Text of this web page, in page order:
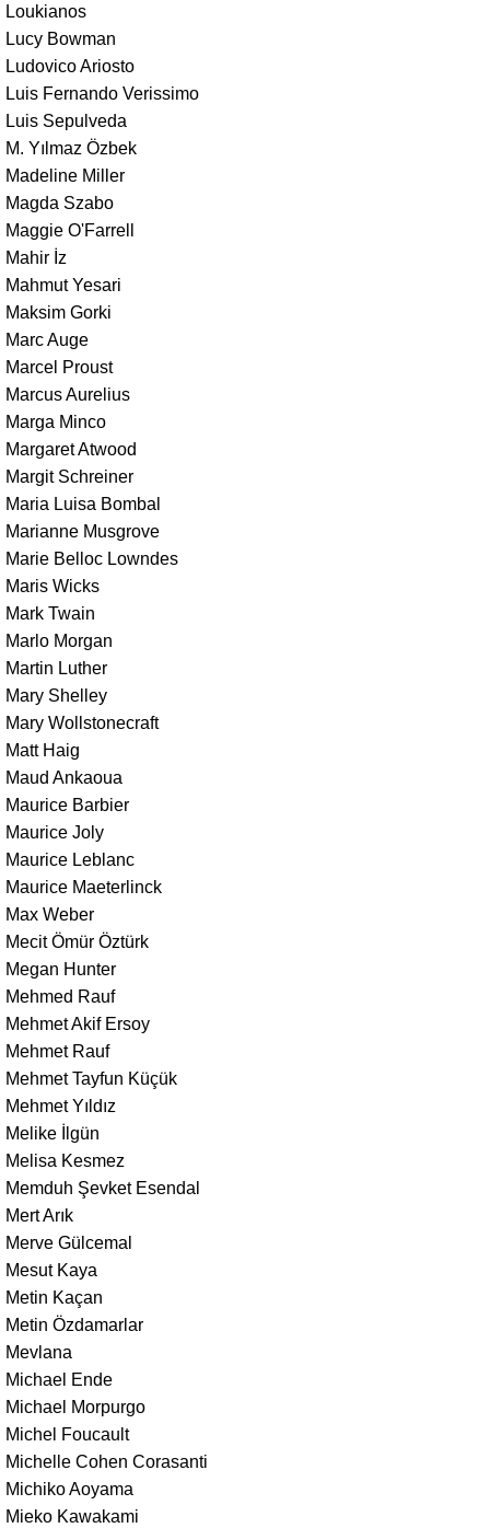
Loukianos
Lucy Bowman
Ludovico Ariosto
Luis Fernando Verissimo
Luis Sepulveda
M. Yılmaz Özbek
Madeline Miller
Magda Szabo
Maggie O'Farrell
Mahir İz
Mahmut Yesari
Maksim Gorki
Marc Auge
Marcel Proust
Marcus Aurelius
Marga Minco
Margaret Atwood
Margit Schreiner
Maria Luisa Bombal
Marianne Musgrove
Marie Belloc Lowndes
Maris Wicks
Mark Twain
Marlo Morgan
Martin Luther
Mary Shelley
Mary Wollstonecraft
Matt Haig
Maud Ankaoua
Maurice Barbier
Maurice Joly
Maurice Leblanc
Maurice Maeterlinck
Max Weber
Mecit Ömür Öztürk
Megan Hunter
Mehmed Rauf
Mehmet Akif Ersoy
Mehmet Rauf
Mehmet Tayfun Küçük
Mehmet Yıldız
Melike İlgün
Melisa Kesmez
Memduh Şevket Esendal
Mert Arık
Merve Gülcemal
Mesut Kaya
Metin Kaçan
Metin Özdamarlar
Mevlana
Michael Ende
Michael Morpurgo
Michel Foucault
Michelle Cohen Corasanti
Michiko Aoyama
Mieko Kawakami